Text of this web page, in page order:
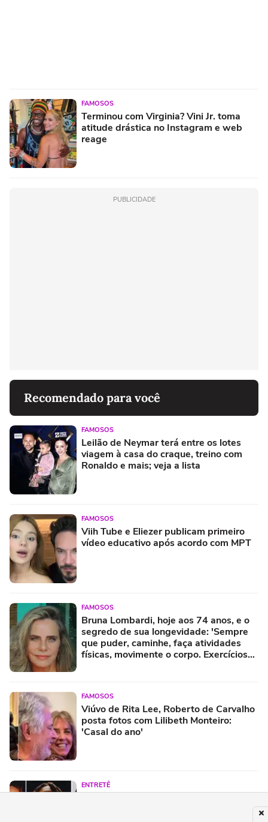
FAMOSOS
Terminou com Virginia? Vini Jr. toma
atitude drástica no Instagram e web
reage
PUBLICIDADE
Recomendado para você
FAMOSOS
Leilão de Neymar terá entre os lotes
viagem à casa do craque, treino com
Ronaldo e mais; veja a lista
FAMOSOS
Viih Tube e Eliezer publicam primeiro
vídeo educativo após acordo com MPT
FAMOSOS
Bruna Lombardi, hoje aos 74 anos, e o
segredo de sua longevidade: 'Sempre
que puder, caminhe, faça atividades
físicas, movimente o corpo. Exercícios
FAMOSOS
Viúvo de Rita Lee, Roberto de Carvalho
posta fotos com Lilibeth Monteiro:
'Casal do ano'
ENTRETÊ